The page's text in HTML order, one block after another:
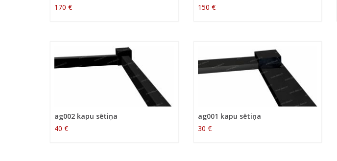
170 €
150 €
ag002 kapu sētiņa
40 €
ag001 kapu sētiņa
30 €